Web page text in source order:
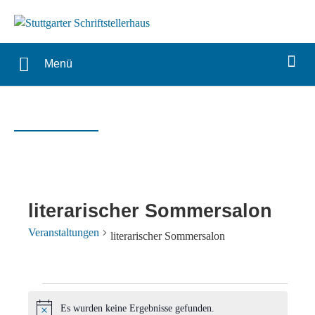
Menü
literarischer Sommersalon
Veranstaltungen literarischer Sommersalon
Veranstaltungen
Es wurden keine Ergebnisse gefunden.